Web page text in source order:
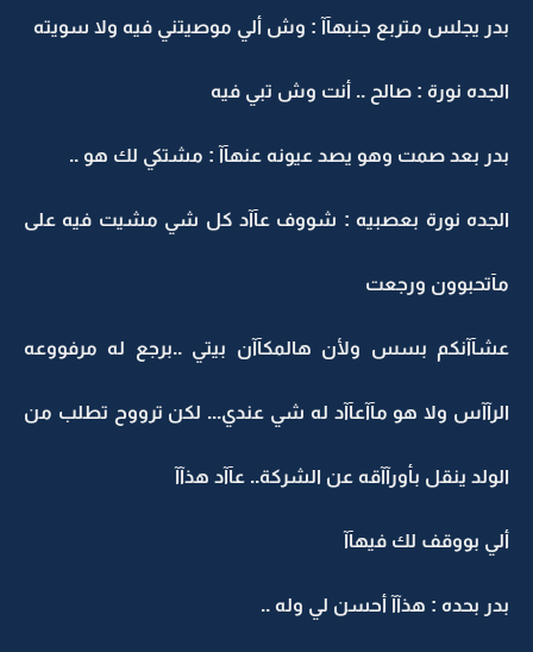
بدر يجلس متربع جنبهآآ : وش ألي موصيتني فيه ولا سويته
الجده نورة : صالح .. أنت وش تبي فيه
بدر بعد صمت وهو يصد عيونه عنهآآ : مشتكي لك هو ..
الجده نورة بعصبيه : شووف عآآد كل شي مشيت فيه على
مآتحبوون ورجعت
عشآآنكم بسس ولأن هالمكآآن بيتي ..برجع له مرفووعه
الرآآس ولا هو مآآعآآد له شي عندي... لكن ترووح تطلب من
الولد ينقل بأورآآقه عن الشركة.. عآآد هذآآ
ألي بووقف لك فيهآآ
بدر بحده : هذآآ أحسن لي وله ..